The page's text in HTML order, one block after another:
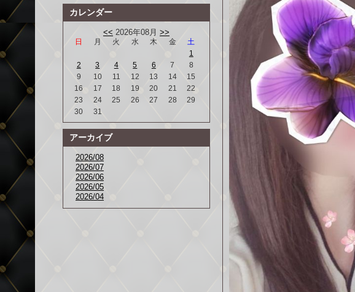
カレンダー
<< 2026年08月 >>
日 月 火 水 木 金
土
1
2
3 4 5 6 7
8
9
10 11 12 13 14
15
16
17 18 19 20 21
22
23
24 25 26 27 28
29
30
31
アーカイブ
2026/08
2026/07
2026/06
2026/05
2026/04